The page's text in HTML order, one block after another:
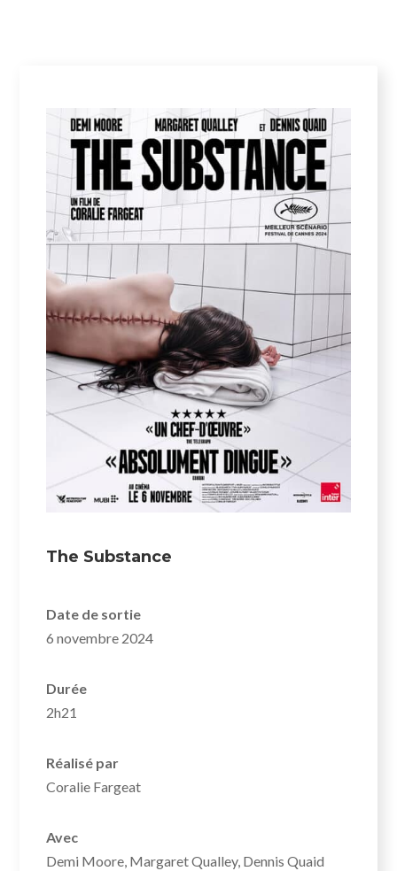
The Substance
Date de sortie
6 novembre 2024
Durée
2h21
Réalisé par
Coralie Fargeat
Avec
Demi Moore, Margaret Qualley, Dennis Quaid